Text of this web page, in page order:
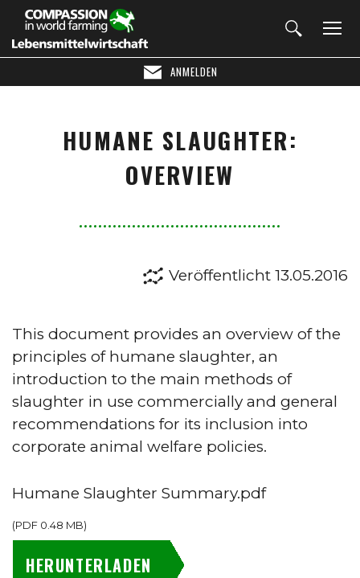
ANMELDEN
HUMANE SLAUGHTER:
OVERVIEW
Veröffentlicht 13.05.2016
This document provides an overview of the
principles of humane slaughter, an
introduction to the main methods of
slaughter in use commercially and general
recommendations for its inclusion into
corporate animal welfare policies.
Humane Slaughter Summary.pdf
(PDF 0.48 MB)
HERUNTERLADEN